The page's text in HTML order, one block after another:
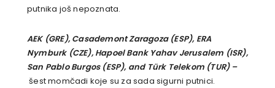
putnika još nepoznata.
AEK (GRE), Casademont Zaragoza (ESP), ERA
Nymburk (CZE), Hapoel Bank Yahav Jerusalem (ISR),
San Pablo Burgos (ESP), and Türk Telekom (TUR) –
šest momčadi koje su za sada sigurni putnici.